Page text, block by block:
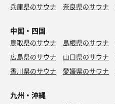
兵庫県のサウナ
奈良県のサウナ
中国・四国
鳥取県のサウナ 島根県のサウナ
広島県のサウナ
山口県のサウナ
香川県のサウナ
愛媛県のサウナ
九州・沖縄